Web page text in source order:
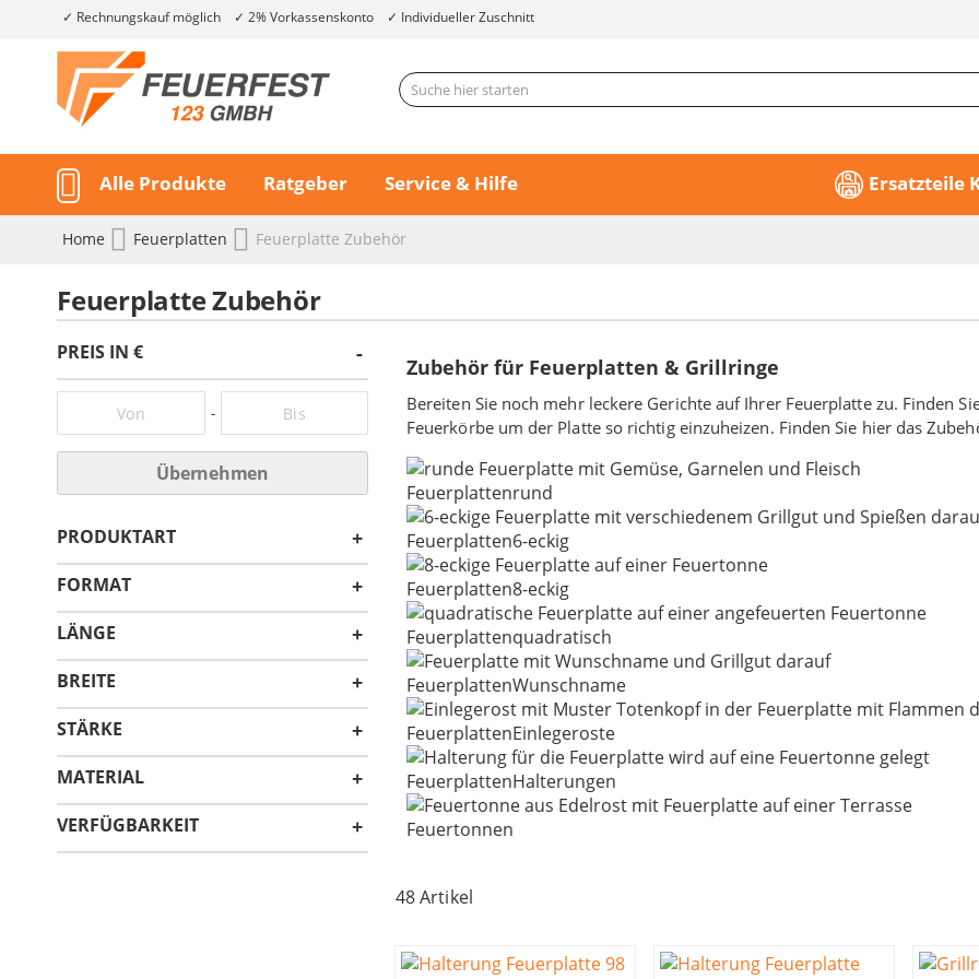
Rechnungskauf möglich 2% Vorkassenskonto Individueller Zuschnitt
Alle Produkte Ratgeber Service & Hilfe Ersatzteile
Home Feuerplatten Feuerplatte Zubehör
Feuerplatte Zubehör
Zubehör für Feuerplatten & Grillringe
Bereiten Sie noch mehr leckere Gerichte auf Ihrer Feuerplatte zu. Finden
Feuerkörbe um der Platte so richtig einzuheizen. Finden Sie hier das
Feuerplattenrund
Feuerplatten6-eckig
Feuerplatten8-eckig
Feuerplattenquadratisch
FeuerplattenWunschname
FeuerplattenEinlegeroste
FeuerplattenHalterungen
Feuertonnen
48Artikel
PREIS IN €
-
Übernehmen
PRODUKTART
FORMAT
LÄNGE
BREITE
STÄRKE
MATERIAL
VERFÜGBARKEIT